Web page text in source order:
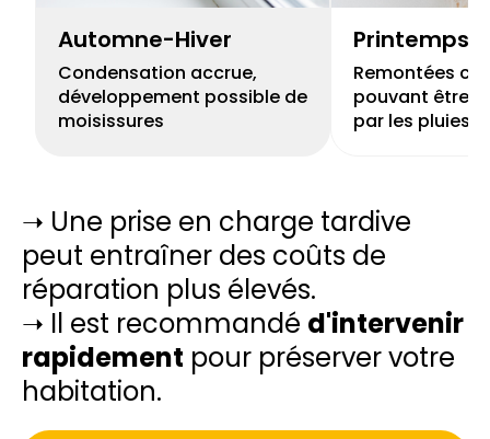
Automne-Hiver
Condensation accrue,
développement possible de
moisissures
Printemps
Remontées
pouvant être
par les pluies
➝ Une prise en charge tardive
peut entraîner des coûts de
réparation plus élevés.
➝ Il est recommandé d'intervenir
rapidement pour préserver votre
habitation.